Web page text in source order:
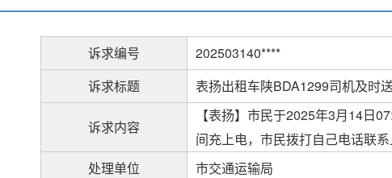
诉求编号
202503140****
诉求标题
表扬出租车陕BDA1299司机及时
诉求内容
【表扬】市民于2025年3月14日
间充上电，市民拨打自己电话联
处理单位
市交通运输局